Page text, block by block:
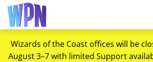
Wizards of the Coast offices will be
August 3–7 with limited Support